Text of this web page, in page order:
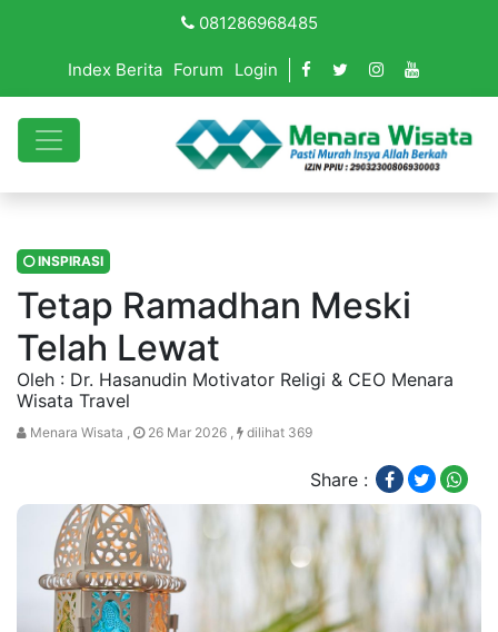
081286968485
Index Berita Forum Login
INSPIRASI
Tetap Ramadhan Meski
Telah Lewat
Oleh : Dr. Hasanudin Motivator Religi & CEO Menara
Wisata Travel
Menara Wisata , 26 Mar 2026 , dilihat 369
Share :